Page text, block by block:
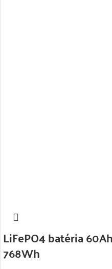
LiFePO4 batéria
768Wh